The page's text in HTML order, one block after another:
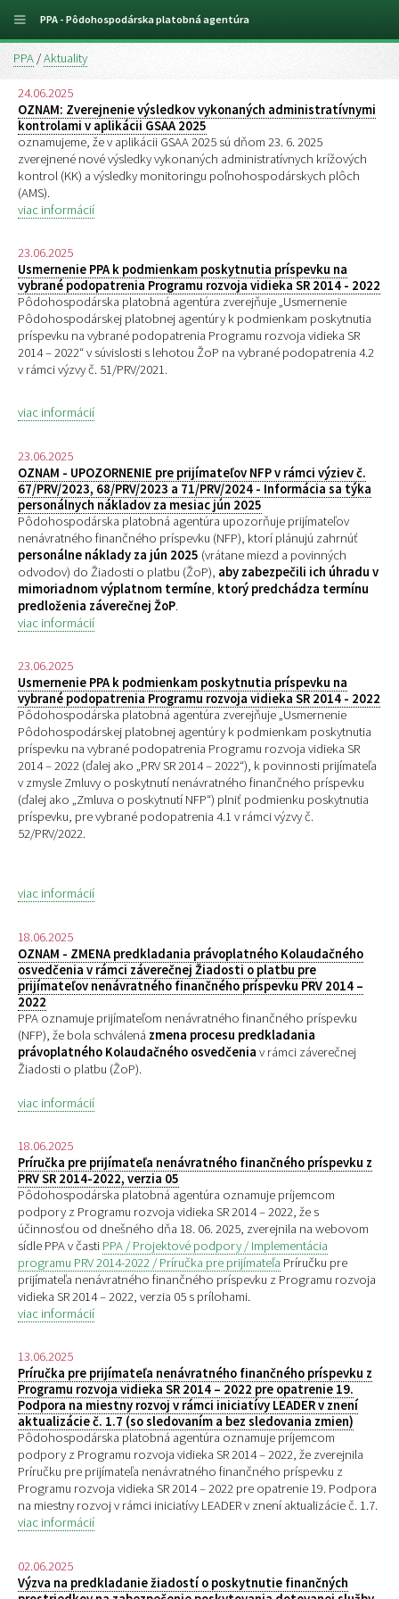
PPA /Aktuality
24.06.2025
OZNAM: Zverejnenie výsledkov vykonaných administratívnymi
kontrolami v aplikácii GSAA 2025
oznamujeme, že v aplikácii GSAA 2025 sú dňom 23. 6. 2025
zverejnené nové výsledky vykonaných administratívnych krížových
kontrol (KK) a výsledky monitoringu poľnohospodárskych plôch
(AMS).
viac informácií
23.06.2025
Usmernenie PPA k podmienkam poskytnutia príspevku na
vybrané podopatrenia Programu rozvoja vidieka SR 2014 - 2022
Pôdohospodárska platobná agentúra zverejňuje „Usmernenie
Pôdohospodárskej platobnej agentúry k podmienkam poskytnutia
príspevku na vybrané podopatrenia Programu rozvoja vidieka SR
2014 – 2022“ v súvislosti s lehotou ŽoP na vybrané podopatrenia 4.2
v rámci výzvy č. 51/PRV/2021.
viac informácií
23.06.2025
OZNAM - UPOZORNENIE pre prijímateľov NFP v rámci výziev č.
67/PRV/2023, 68/PRV/2023 a 71/PRV/2024 - Informácia sa týka
personálnych nákladov za mesiac jún 2025
Pôdohospodárska platobná agentúra upozorňuje prijímateľov
nenávratného finančného príspevku (NFP), ktorí plánujú zahrnúť
personálne náklady za jún 2025 (vrátane miezd a povinných
odvodov) do Žiadosti o platbu (ŽoP), aby zabezpečili ich úhradu v
mimoriadnom výplatnom termíne, ktorý predchádza termínu
predloženia záverečnej ŽoP.
viac informácií
23.06.2025
Usmernenie PPA k podmienkam poskytnutia príspevku na
vybrané podopatrenia Programu rozvoja vidieka SR 2014 - 2022
Pôdohospodárska platobná agentúra zverejňuje „Usmernenie
Pôdohospodárskej platobnej agentúry k podmienkam poskytnutia
príspevku na vybrané podopatrenia Programu rozvoja vidieka SR
2014 – 2022 (ďalej ako „PRV SR 2014 – 2022“), k povinnosti prijímateľa
v zmysle Zmluvy o poskytnutí nenávratného finančného príspevku
(ďalej ako „Zmluva o poskytnutí NFP“) plniť podmienku poskytnutia
príspevku, prevybrané podopatrenia 4.1 v rámci výzvy č.
52/PRV/2022.
viac informácií
18.06.2025
OZNAM - ZMENA predkladania právoplatného Kolaudačného
osvedčenia v rámci záverečnej Žiadosti o platbu pre
prijímateľov nenávratného finančného príspevku PRV 2014 –
2022
PPA oznamuje prijímateľom nenávratného finančného príspevku
(NFP), že bola schválená zmena procesu predkladania
právoplatného Kolaudačného osvedčenia v rámci záverečnej
Žiadosti o platbu (ŽoP).
viac informácií
18.06.2025
Príručka pre prijímateľa nenávratného finančného príspevku z
PRV SR 2014-2022, verzia 05
Pôdohospodárska platobná agentúra oznamuje príjemcom
podpory z Programu rozvoja vidieka SR 2014 – 2022, že s
účinnosťou od dnešného dňa 18. 06. 2025, zverejnila na webovom
sídle PPA v časti PPA / Projektové podpory / Implementácia
programu PRV 2014-2022 / Príručka pre prijímateľa Príručku pre
prijímateľa nenávratného finančného príspevku z Programu rozvoja
vidieka SR 2014 – 2022, verzia 05 s prílohami.
viac informácií
13.06.2025
Príručka pre prijímateľa nenávratného finančného príspevku z
Programu rozvoja vidieka SR 2014 – 2022 pre opatrenie 19.
Podpora na miestny rozvoj v rámci iniciatívy LEADER v znení
aktualizácie č. 1.7 (so sledovaním a bez sledovania zmien)
Pôdohospodárska platobná agentúra oznamuje príjemcom
podpory z Programu rozvoja vidieka SR 2014 – 2022, že zverejnila
Príručku pre prijímateľa nenávratného finančného príspevku z
Programu rozvoja vidieka SR 2014 – 2022 pre opatrenie 19. Podpora
na miestny rozvoj v rámci iniciatívy LEADER v znení aktualizácie č. 1.7.
viac informácií
02.06.2025
Výzva na predkladanie žiadostí o poskytnutie finančných
PPA - Pôdohospodárska platobná agentúra